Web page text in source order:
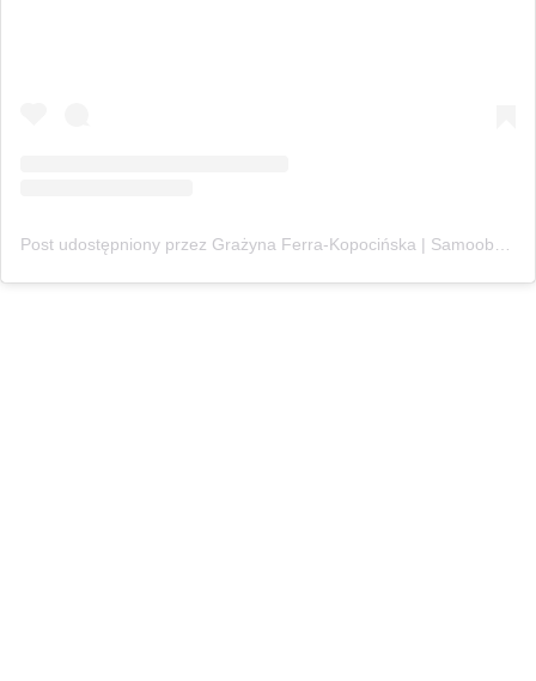
Post udostępniony przez Grażyna Ferra-Kopocińska | Samoobrona & Strzelectwo | Coach | (@bezpiecznakobieta)